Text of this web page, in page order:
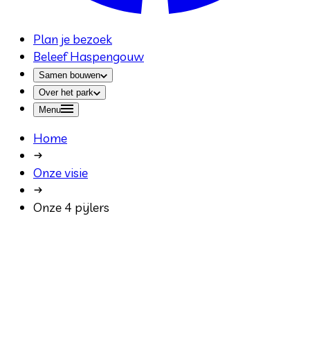
Plan je bezoek
Beleef Haspengouw
Samen bouwen
Over het park
Menu
Home
Onze visie
Onze 4 pijlers